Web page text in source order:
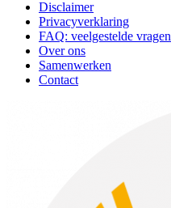
Disclaimer
Privacyverklaring
FAQ: veelgestelde vragen
Over ons
Samenwerken
Contact